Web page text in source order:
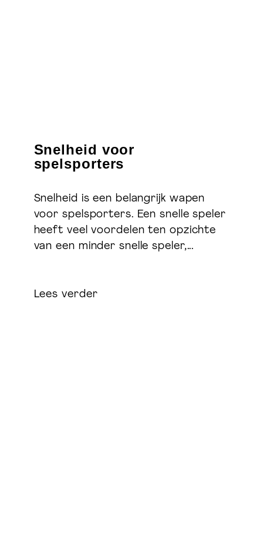
Snelheid voor
spelsporters
Snelheid is een belangrijk wapen
voor spelsporters. Een snelle speler
heeft veel voordelen ten opzichte
van een minder snelle speler,...
Lees verder